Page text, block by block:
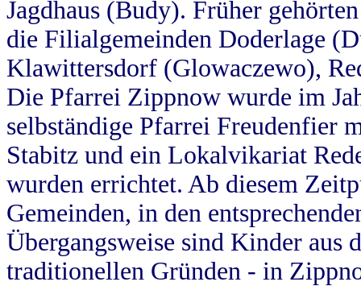
Jagdhaus (Budy). Früher
die Filialgemeinden Doderlage
Klawittersdorf (Glowaczewo),
Die Pfarrei Zippnow wurde im
selbständige Pfarrei Freudenfier
Stabitz und ein Lokalvikariat
wurden errichtet. Ab diesem
Gemeinden, in den
Übergangsweise sind Kinder aus
traditionellen Gründen - in